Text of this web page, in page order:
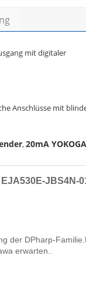
mit digitaler
Anschlüsse mit
,20mA
JBS4N-
der DPharp-
erwarten..